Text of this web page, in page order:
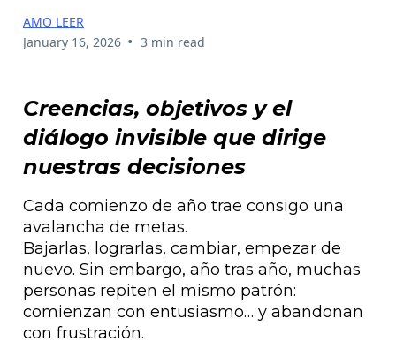
AMO LEER
January 16, 2026 • 3 min read
Creencias, objetivos y el
diálogo invisible que dirige
nuestras decisiones
Cada comienzo de año trae consigo una
avalancha de metas.
Bajarlas, lograrlas, cambiar, empezar de
nuevo. Sin embargo, año tras año, muchas
personas repiten el mismo patrón:
comienzan con entusiasmo… y abandonan
con frustración.